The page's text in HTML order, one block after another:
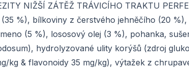
NIŽŠÍ ZÁTĚŽ TRÁVICÍHO TRAKTU
(35 %), bílkoviny z čerstvého jehněčího (20
(5 %), lososový olej (3 %), pohanka,
hydrolyzované ulity korýšů (zdroj
kg & flavonoidy 35 mg/kg), výtažek z